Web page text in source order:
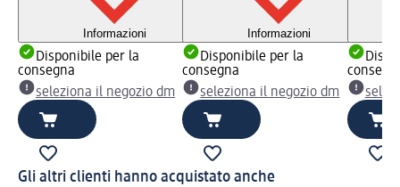
Informazioni
Disponibile per la
consegna
seleziona il negozio dm
Informazioni
Disponibile per la
consegna
seleziona il negozio dm
Gli altri clienti hanno acquistato anche